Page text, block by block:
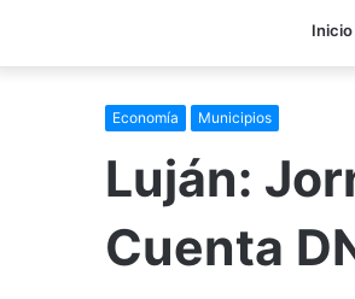
Inicio
Economía Municipios
Luján:
Cuenta